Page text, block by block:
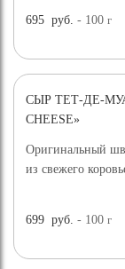
695 руб. - 100г
СЫР ТЕТ-ДЕ-
CHEESE»
Оригинальный
из свежего
699 руб. - 100г